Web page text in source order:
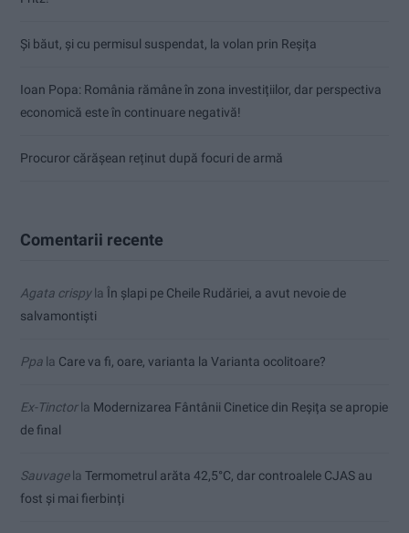
Și băut, și cu permisul suspendat, la volan prin Reșița
Ioan Popa: România rămâne în zona investițiilor, dar perspectiva
economică este în continuare negativă!
Procuror cărășean reținut după focuri de armă
Comentarii recente
Agata crispyla În șlapi pe Cheile Rudăriei, a avut nevoie de
salvamontiști
Ppa la Care va fi, oare, varianta la Varianta ocolitoare?
Ex-Tinctorla Modernizarea Fântânii Cinetice din Reșița se apropie
de final
Sauvagela Termometrul arăta 42,5°C, dar controalele CJAS au
fost și mai fierbinți